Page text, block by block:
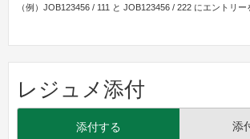
（例）JOB123456 / 111 と JOB123456 / 222 にエントリー
レジュメ添付
添付する 添